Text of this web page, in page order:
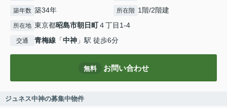
築年数 築34年 所在階 1階/2階建
所在地 東京都昭島市朝日町４丁目1-4
交通 青梅線 「中神 」駅 徒歩6分
無料 お問い合わせ
ジュネス中神の募集中物件